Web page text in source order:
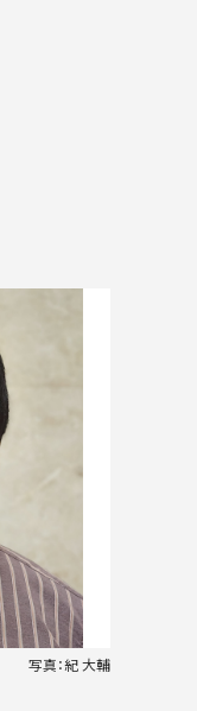
写真：紀 大輔